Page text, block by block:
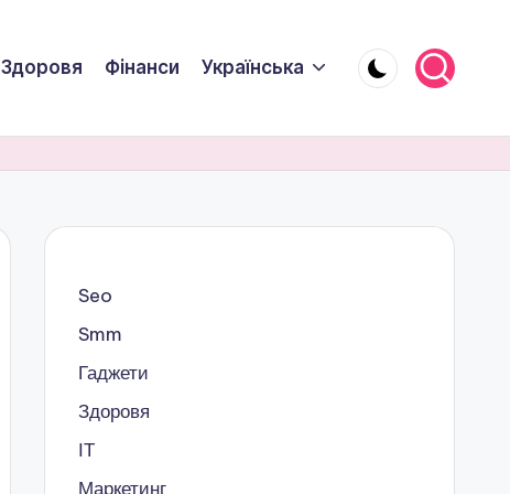
Здоровя Фінанси Українська
Seo
Smm
Гаджети
Здоровя
ІТ
Маркетинг